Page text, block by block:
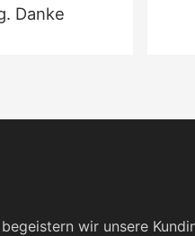
Danke
wir unsere